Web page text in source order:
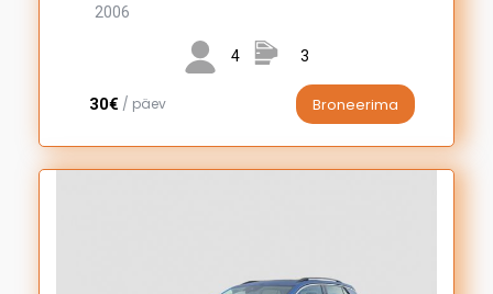
2006
4 3
30€ / päev Broneerima